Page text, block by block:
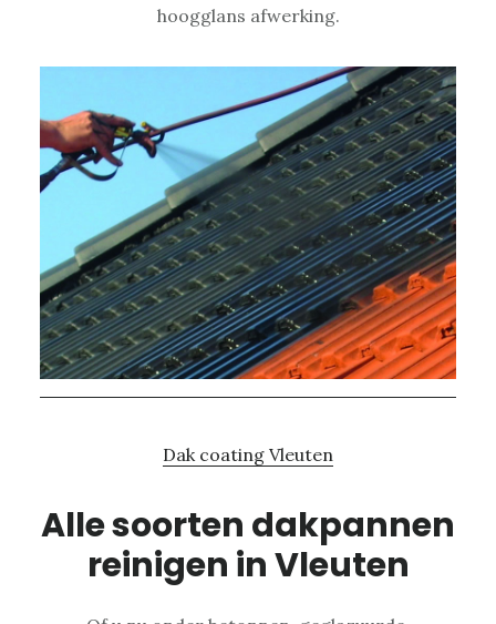
hoogglans afwerking.
Dak coating Vleuten
Alle soorten dakpannen
reinigen in Vleuten